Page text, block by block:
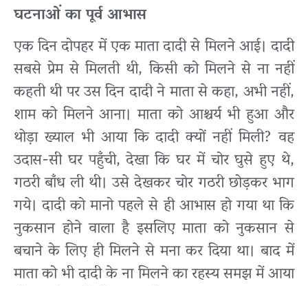
घटनाओं का पूर्व आभास
एक दिन दोपहर में एक माता दादी से मिलने आई। दादी
सबसे प्रेम से मिलती थी, किसी को मिलने से ना नहीं
कहती थी पर उस दिन दादी ने माता से कहा, अभी नहीं,
शाम को मिलने आना। माता को आश्चर्य भी हुआ और
थोड़ा ख्याल भी आया कि दादी क्यों नहीं मिली? वह
उदास-सी घर पहुँची, देखा कि घर में चोर घुसे हुए थे,
गठरी बाँध ली थी। उसे देखकर चोर गठरी छोड़कर भाग
गये। दादी को मानो पहले से ही आभास हो गया था कि
नुकसान होने वाला है इसलिए माता को नुकसान से
बचाने के लिए ही मिलने से मना कर दिया था। बाद में
माता को भी दादी के ना मिलने का रहस्य समझ में आया